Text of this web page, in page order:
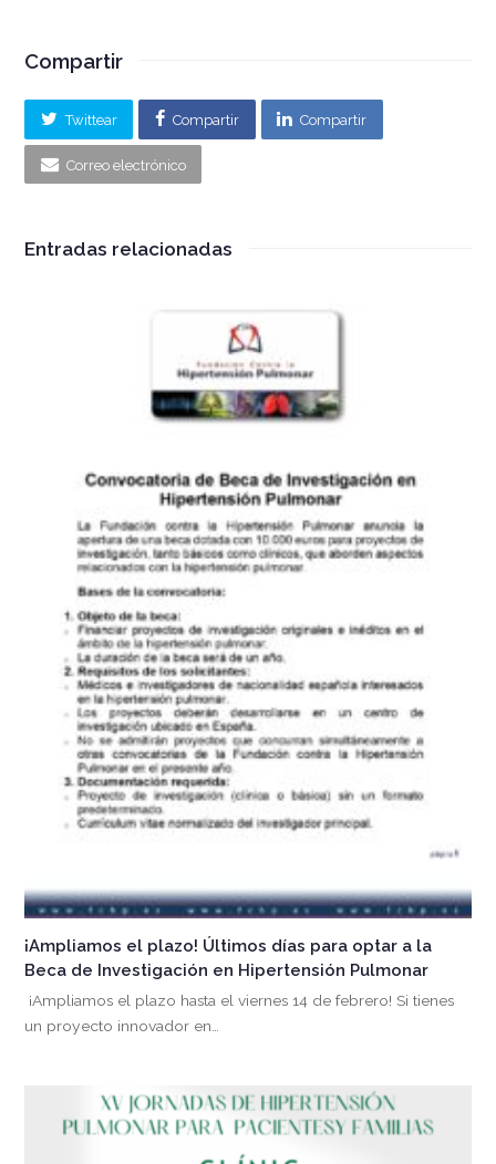
Compartir
Twittear Compartir Compartir
Correo electrónico
Entradas relacionadas
¡Ampliamos el plazo! Últimos días para optar a la
Beca de Investigación en Hipertensión Pulmonar
¡Ampliamos el plazo hasta el viernes 14 de febrero! Si tienes
un proyecto innovador en…